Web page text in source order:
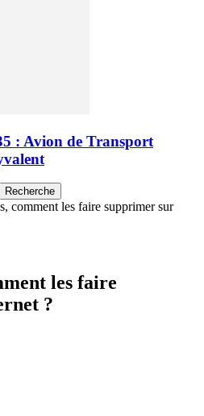
: Avion de Transport
comment les faire supprimer sur
les faire
?